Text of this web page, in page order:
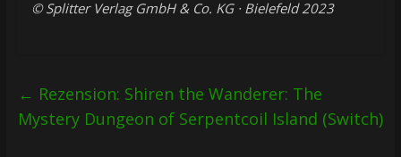
© Splitter Verlag GmbH & Co. KG · Bielefeld 2023
← Rezension: Shiren the Wanderer: The
Mystery Dungeon of Serpentcoil Island (Switch)